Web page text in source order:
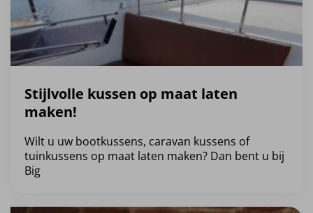
Stijlvolle kussen op maat laten
maken!
Wilt u uw bootkussens, caravan kussens of
tuinkussens op maat laten maken? Dan bent u bij
Big